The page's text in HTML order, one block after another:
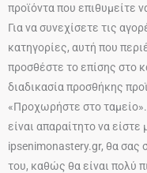
προϊόντα που επιθυμείτε
Για να συνεχίσετε τις
κατηγορίες, αυτή που
προσθέστε το επίσης στο
διαδικασία προσθήκης
«Προχωρήστε στο
είναι απαραίτητο να
ipsenimonastery.gr, θα σας
του, καθώς θα είναι πολύ